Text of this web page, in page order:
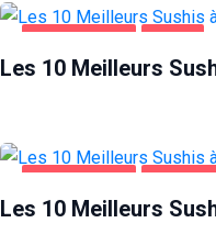
ALIMENTATION TOURS
Les 10 Meilleurs
ALIMENTATION
Les 10 Meilleurs